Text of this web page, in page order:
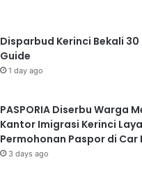
Disparbud Kerinci Bekali
Guide
1 day ago
PASPORIA Diserbu Warga
Kantor Imigrasi Kerinci
Permohonan Paspor di Car
3 days ago